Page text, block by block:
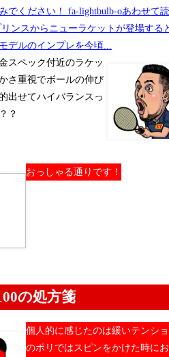
でください！ fa-lightbulb-oあわせて
ンスからニューラケットが登場する
デルのインプレを今頃...
スペック付近のラケッ
さ重視でボールの伸び
出せてハイバランスっ
？
おっしゃる通りです！
の処方箋
個人的に感じたのは緩いテンシ
のポリではスピンをかけた時に